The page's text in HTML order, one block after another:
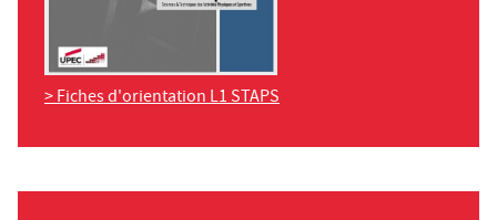
> Fiches d'orientation L1 STAPS